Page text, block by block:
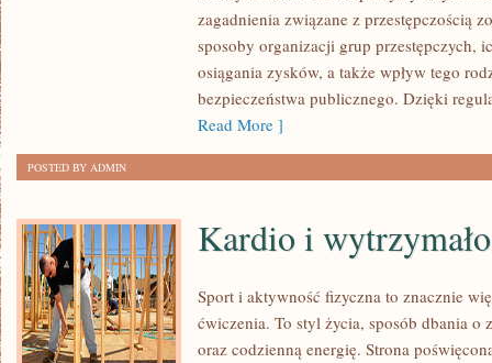
zagadnienia związane z przestępczością
sposoby organizacji grup przestępczych,
osiągania zysków, a także wpływ tego
bezpieczeństwa publicznego. Dzięki
Read More ]
POSTED BY ADMIN
Kardio i
Sport i aktywność fizyczna to znacznie
ćwiczenia. To styl życia, sposób dbania o
oraz codzienną energię. Strona